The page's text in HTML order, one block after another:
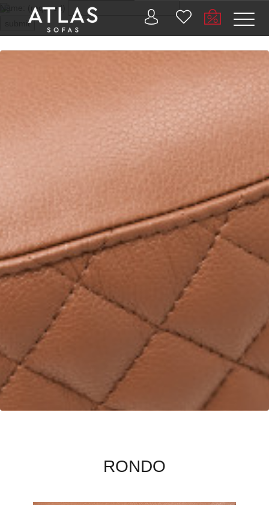
Name: (required)
submit
PROIZVODI
ZAŠTO
KONTAKT
BUSINESS
SERVICES
PRETRAŽITE
ZAKAŽITE
SASTANAK
SA NAŠIM
SR
RONDO